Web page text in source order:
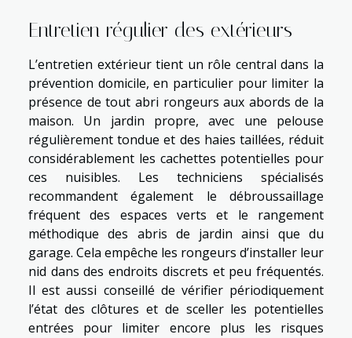
Entretien régulier des extérieurs
L’entretien extérieur tient un rôle central dans la
prévention domicile, en particulier pour limiter la
présence de tout abri rongeurs aux abords de la
maison. Un jardin propre, avec une pelouse
régulièrement tondue et des haies taillées, réduit
considérablement les cachettes potentielles pour
ces nuisibles. Les techniciens spécialisés
recommandent également le débroussaillage
fréquent des espaces verts et le rangement
méthodique des abris de jardin ainsi que du
garage. Cela empêche les rongeurs d’installer leur
nid dans des endroits discrets et peu fréquentés.
Il est aussi conseillé de vérifier périodiquement
l’état des clôtures et de sceller les potentielles
entrées pour limiter encore plus les risques